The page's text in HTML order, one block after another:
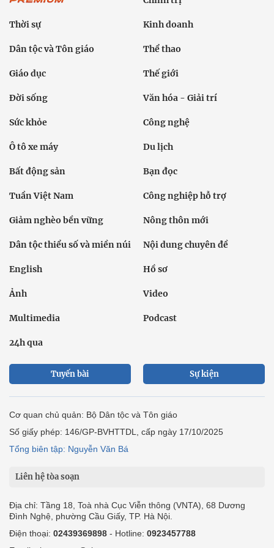
Thời sự Kinh doanh
Dân tộc và Tôn giáo Thể thao
Giáo dục Thế giới
Đời sống Văn hóa - Giải trí
Sức khỏe Công nghệ
Ô tô xe máy Du lịch
Bất động sản Bạn đọc
Tuần Việt Nam Công nghiệp hỗ trợ
Giảm nghèo bền vững Nông thôn mới
Dân tộc thiểu số và miền núi Nội dung chuyên đề
English Hồ sơ
Ảnh Video
Multimedia Podcast
24h qua
Tuyến bài Sự kiện
Cơ quan chủ quản: Bộ Dân tộc và Tôn giáo
Số giấy phép: 146/GP-BVHTTDL, cấp ngày 17/10/2025
Tổng biên tập: Nguyễn Văn Bá
Liên hệ tòa soạn
Địa chỉ: Tầng 18, Toà nhà Cục Viễn thông (VNTA), 68 Dương
Đình Nghệ, phường Cầu Giấy, TP. Hà Nội.
Điện thoại: 02439369898 - Hotline: 0923457788